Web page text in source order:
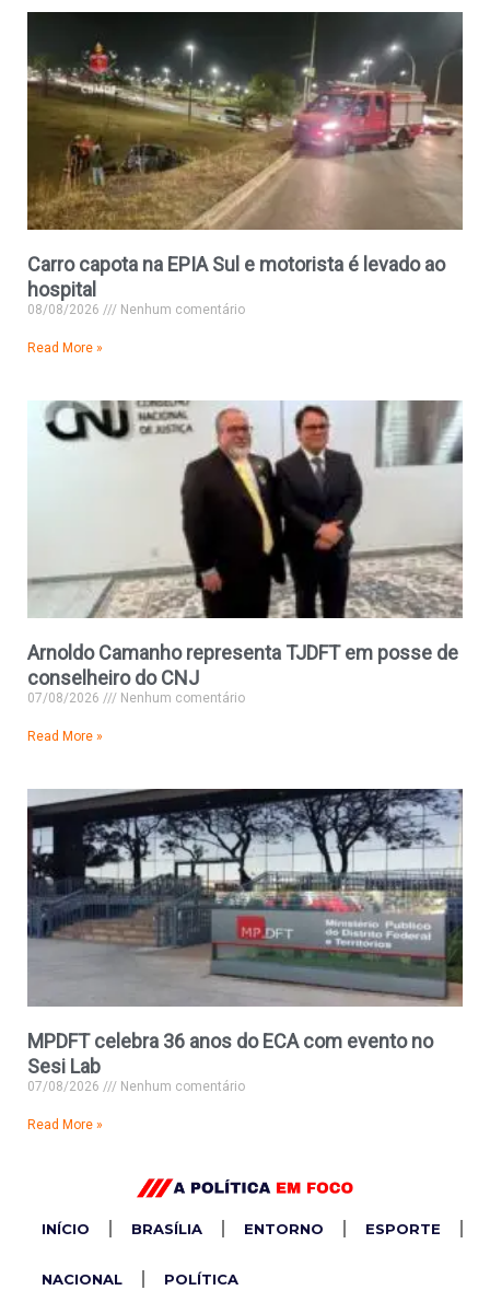
Carro capota na EPIA Sul e motorista é levado ao
hospital
08/08/2026 Nenhum comentário
Read More »
Arnoldo Camanho representa TJDFT em posse de
conselheiro do CNJ
07/08/2026 Nenhum comentário
Read More »
MPDFT celebra 36 anos do ECA com evento no
Sesi Lab
07/08/2026 Nenhum comentário
Read More »
INÍCIO BRASÍLIA ENTORNO ESPORTE
NACIONAL POLÍTICA